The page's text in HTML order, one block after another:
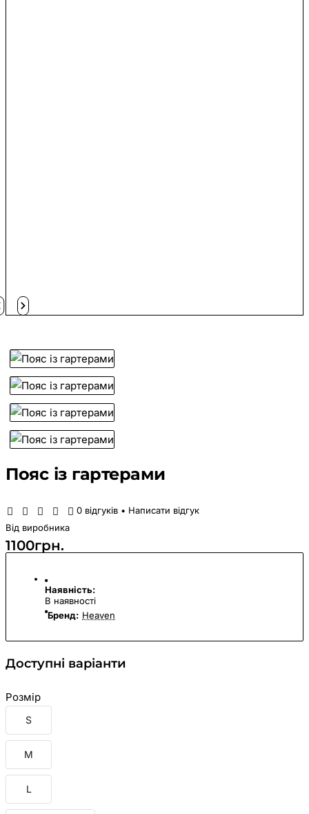
Пояс із гартерами
0 відгуків • Написати відгук
Від виробника
1100грн.
Наявність:
В наявності
Бренд: Heaven
Доступні варіанти
Розмір
S
M
L